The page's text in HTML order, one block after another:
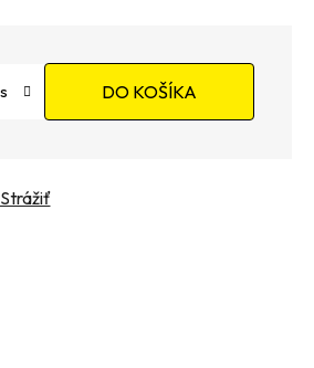
DO KOŠÍKA
Strážiť